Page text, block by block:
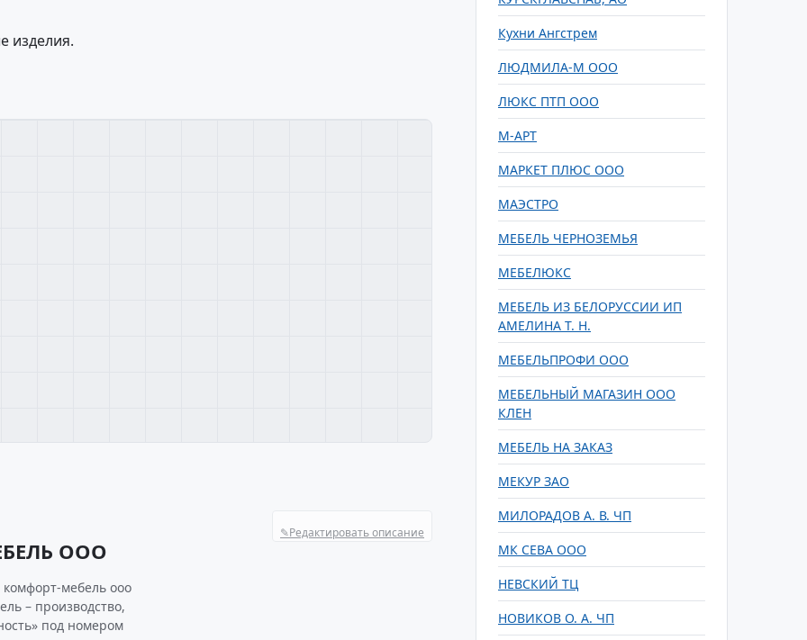
изделия.
✎Редактировать описание
ООО
мебель ооо
– производство,
под номером
Кухни Ангстрем
ЛЮДМИЛА-М ООО
ЛЮКС ПТП ООО
М-АРТ
МАРКЕТ ПЛЮС ООО
МАЭСТРО
МЕБЕЛЬ ЧЕРНОЗЕМЬЯ
МЕБЕЛЮКС
МЕБЕЛЬ ИЗ БЕЛОРУССИИ ИП
АМЕЛИНА Т. Н.
МЕБЕЛЬПРОФИ ООО
МЕБЕЛЬНЫЙ МАГАЗИН ООО
КЛЕН
МЕБЕЛЬ НА ЗАКАЗ
МЕКУР ЗАО
МИЛОРАДОВ А. В. ЧП
МК СЕВА ООО
НЕВСКИЙ ТЦ
НОВИКОВ О. А. ЧП